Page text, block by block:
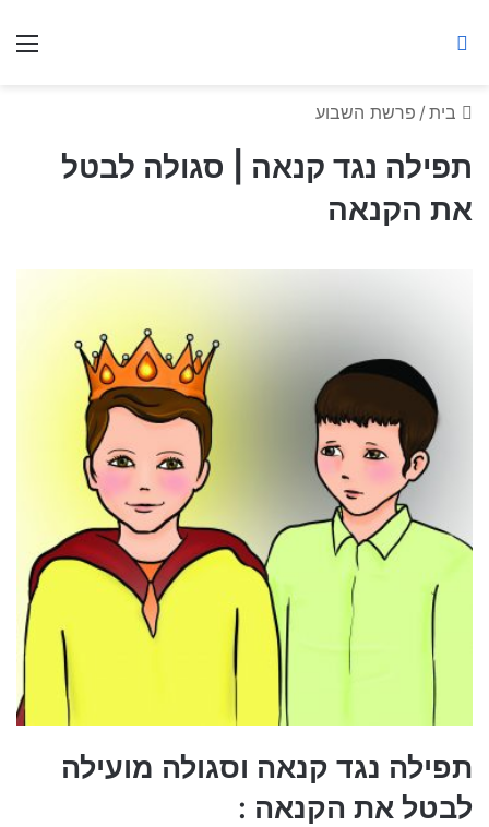
בית / פרשת השבוע
תפילה נגד קנאה | סגולה לבטל
את הקנאה
תפילה נגד קנאה וסגולה מועילה
לבטל את הקנאה :